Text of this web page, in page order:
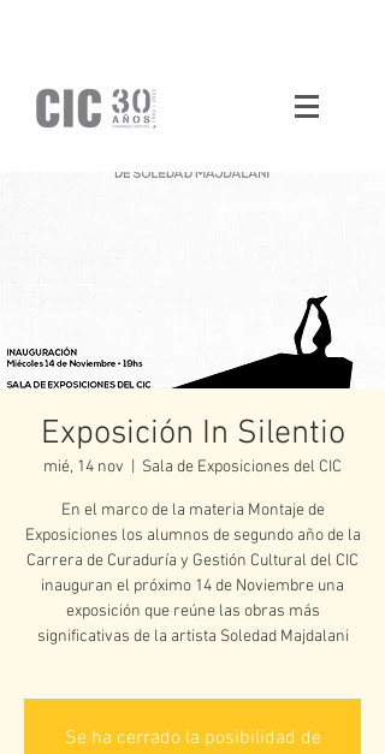
Exposición In Silentio
mié, 14 nov Sala de Exposiciones del CIC
En el marco de la materia Montaje de
Exposiciones los alumnos de segundo año de la
Carrera de Curaduría y Gestión Cultural del CIC
inauguran el próximo 14 de Noviembre una
exposición que reúne las obras más
significativas de la artista Soledad Majdalani
Se ha cerrado la posibilidad de